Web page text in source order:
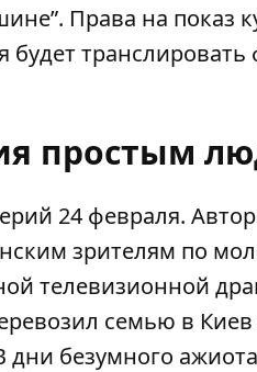
Права на показ
будет
простым
24 февраля.
зрителям по
телевизионной
семью в
дни безумного